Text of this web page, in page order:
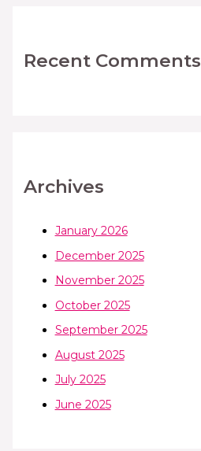
Recent Comments
Archives
January 2026
December 2025
November 2025
October 2025
September 2025
August 2025
July 2025
June 2025